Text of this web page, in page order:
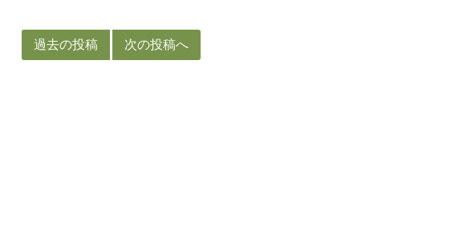
稿過去の投稿 次の投稿へ